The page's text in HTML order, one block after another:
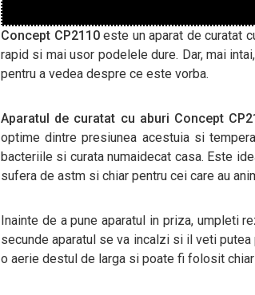
Concept CP2110este un aparat de curatat
rapid si mai usor podelele dure. Dar, mai
pentru a vedea despre ce este vorba.
Aparatul de curatat cu aburi Concept
optime dintre presiunea acestuia si
bacteriile si curata numaidecat casa. Este
sufera de astm si chiar pentru cei care au
Inainte de a pune aparatul in priza, umpleti
secunde aparatul se va incalzi si il veti
o aerie destul de larga si poate fi folosit